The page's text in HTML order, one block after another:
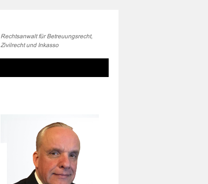
Rechtsanwalt für Betreuungsrecht,
Zivilrecht und Inkasso